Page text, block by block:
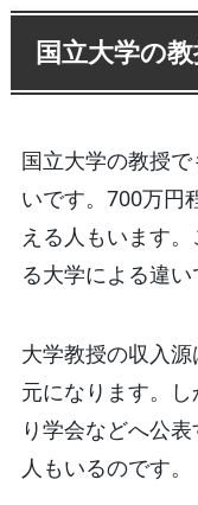
国立大学の
国立大学の教授
いです。700万円
える人もいます
る大学による違い
大学教授の収入
元になります。
り学会などへ公
人もいるのです。